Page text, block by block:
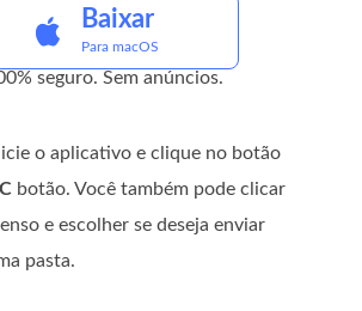
Baixar
Para macOS
seguro. Sem anúncios.
o aplicativo e clique no botão
botão. Você também pode clicar
e escolher se deseja enviar
pasta.